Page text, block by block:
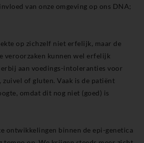
van onze omgeving op ons DNA;
op zichzelf niet erfelijk, maar de
veroorzaken kunnen wel erfelijk
aan voedings-intoleranties voor
of gluten. Vaak is de patiënt
omdat dit nog niet (goed) is
ontwikkelingen binnen de epi-genetica